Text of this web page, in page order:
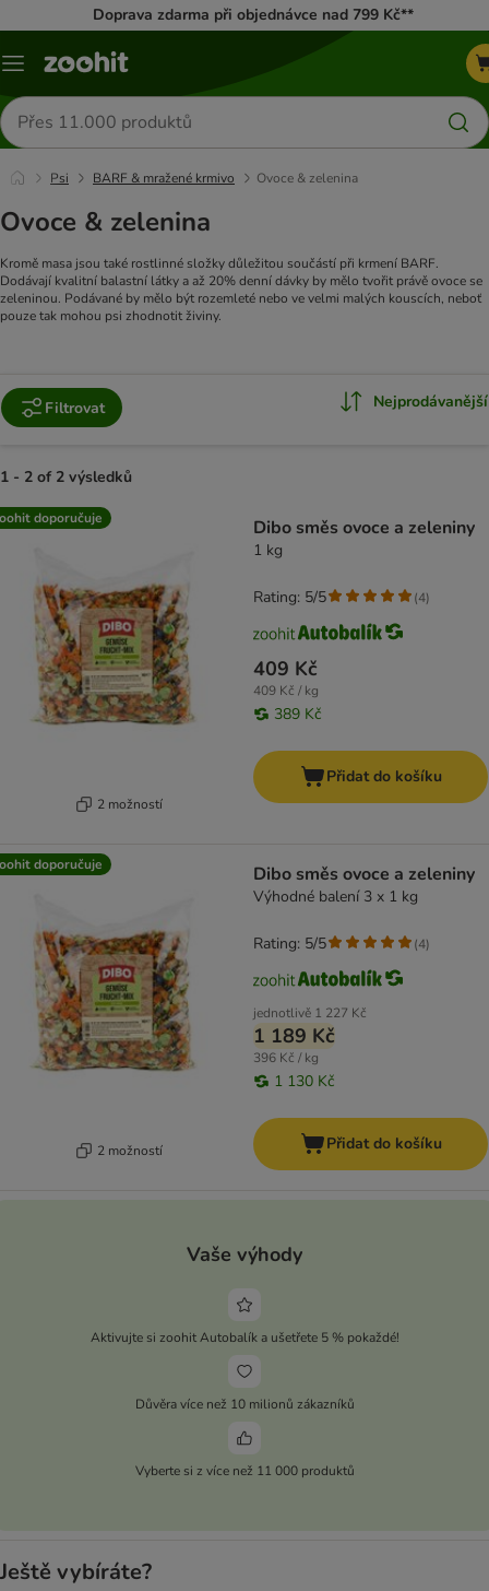
Doprava zdarma při objednávce nad 799 Kč**
Menu
Hledat
produkty
Psi BARF & mražené krmivo Ovoce & zelenina
Ovoce & zelenina
Kromě masa jsou také rostlinné složky důležitou součástí při krmení BARF.
Dodávají kvalitní balastní látky a až 20% denní dávky by mělo tvořit právě ovoce se
zeleninou. Podávané by mělo být rozemleté nebo ve velmi malých kouscích, neboť
pouze tak mohou psi zhodnotit živiny.
Filtrovat Nejprodávanější
1 - 2 of 2 výsledků
product items have been changed
doporučuje
2 možností
Dibo směs ovoce a zeleniny
1 kg
409 Kč
409 Kč / kg
389 Kč
Rating: 5/5 (4)
Přidat do košíku
doporučuje
2 možností
Dibo směs ovoce a zeleniny
Výhodné balení 3 x 1 kg
jednotlivě 1 227 Kč
1 189 Kč
396 Kč / kg
1 130 Kč
Rating: 5/5 (4)
Přidat do košíku
Vaše výhody
Aktivujte si zoohit Autobalík a ušetřete 5 % pokaždé!
Důvěra více než 10 milionů zákazníků
Vyberte si z více než 11 000 produktů
Ještě vybíráte?